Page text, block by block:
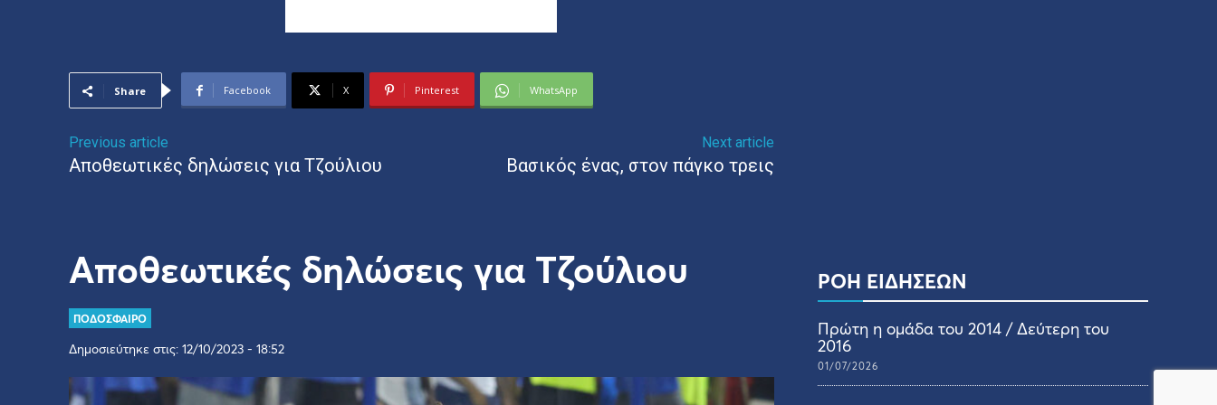
Share Facebook X Pinterest WhatsApp
Previous article
Αποθεωτικές δηλώσεις για Τζούλιου
Next article
Βασικός ένας, στον πάγκο τρεις